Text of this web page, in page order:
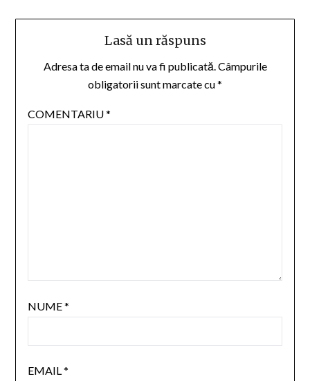
Lasă un răspuns
Adresa ta de email nu va fi publicată.Câmpurile
obligatorii sunt marcate cu*
COMENTARIU*
NUME*
EMAIL*